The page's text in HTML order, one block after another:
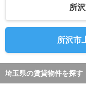
所
所沢市
埼玉県の賃貸物件を探す